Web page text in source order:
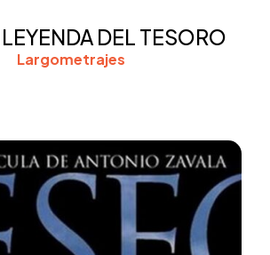
DEL TESORO
Largometrajes